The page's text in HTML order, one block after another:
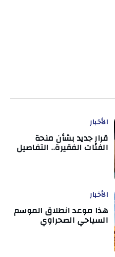
الأخبار
قرار جديد بشأن منحة
الفئات الفقيرة.. التفاصيل
الأخبار
هذا موعد انطلاق الموسم
السياحي الصحراوي